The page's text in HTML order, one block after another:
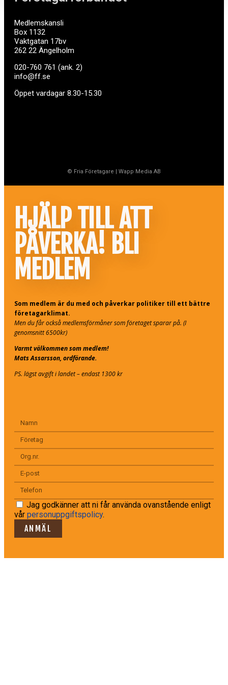
Medlemskansli
Box 1132
Vaktgatan 17bv
262 22 Ängelholm
020-760 761 (ank. 2)
info@ff.se
Öppet vardagar 8.30-15.30
© Fria Företagare | Wapp Media AB
HJÄLP TILL ATT
PÅVERKA! BLI
MEDLEM
Som medlem är du med och påverkar politiker till ett bättre
företagarklimat.
Men du får också medlemsförmåner som företaget sparar på. (I
genomsnitt 6500kr)
Varmt välkommen som medlem!
Mats Assarsson, ordförande.
PS. lägst avgift i landet – endast 1300 kr
Jag godkänner att ni får använda ovanstående enligt
vår personuppgiftspolicy.
ANMÄL